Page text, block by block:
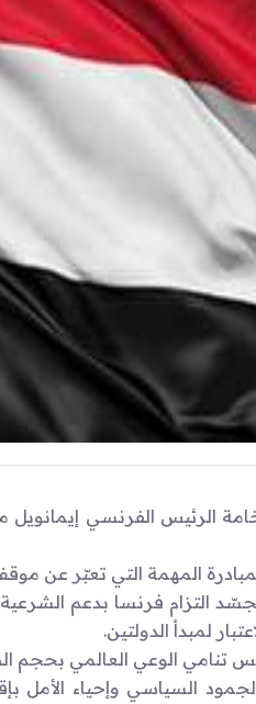
الرئيس الفرنسي إيمانويل
المهمة التي تعبّر عن
التزام فرنسا بدعم
لمبدأ الدولتين.
تنامي الوعي العالمي بحجم
السياسي وإحياء الأمل